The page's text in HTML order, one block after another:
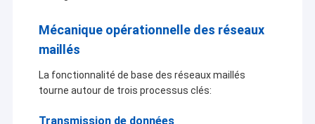
Contrôle de la qualité
Nous contacter
Mécanique opérationnelle des réseaux
maillés
La fonctionnalité de base des réseaux maillés
tourne autour de trois processus clés:
Transmission de données
l'absorption de technologies de pointe dans
l'industrie mondiale des équipements de transmission
de données sans fil,en fonction des caractéristiques
appliquées dans différents domaines et en
s'appuyant sur la puissance des universités et des
instituts de recherche renommés nationauxÀ l'heure
actuelle, Sinosun développe et produit la radio de